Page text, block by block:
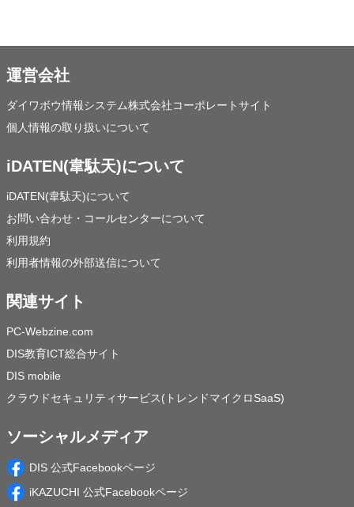
運営会社
ダイワボウ情報システム株式会社コーポレートサイト
個人情報の取り扱いについて
iDATEN(韋駄天)について
iDATEN(韋駄天)について
お問い合わせ・コールセンターについて
利用規約
利用者情報の外部送信について
関連サイト
PC-Webzine.com
DIS教育ICT総合サイト
DIS mobile
クラウドセキュリティサービス(トレンドマイクロSaaS)
ソーシャルメディア
DIS 公式Facebookページ
iKAZUCHI 公式Facebookページ